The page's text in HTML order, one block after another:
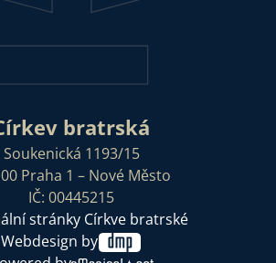
bratrská
Soukenická 1193/15
Praha 1 – Nové Město
IČ: 00445215
stránky Církve bratrské
Webdesign by